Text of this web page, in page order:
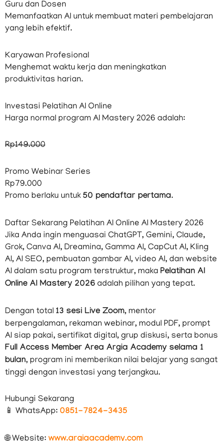
Guru dan Dosen
Memanfaatkan AI untuk membuat materi pembelajaran
yang lebih efektif.
Karyawan Profesional
Menghemat waktu kerja dan meningkatkan
produktivitas harian.
Investasi Pelatihan AI Online
Harga normal program AI Mastery 2026 adalah:
Rp149.000
Promo Webinar Series
Rp79.000
Promo berlaku untuk 50 pendaftar pertama.
Daftar Sekarang Pelatihan AI Online AI Mastery 2026
Jika Anda ingin menguasai ChatGPT, Gemini, Claude,
Grok, Canva AI, Dreamina, Gamma AI, CapCut AI, Kling
AI, AI SEO, pembuatan gambar AI, video AI, dan website
AI dalam satu program terstruktur, maka Pelatihan AI
Online AI Mastery 2026 adalah pilihan yang tepat.
Dengan total 13 sesi Live Zoom, mentor
berpengalaman, rekaman webinar, modul PDF, prompt
AI siap pakai, sertifikat digital, grup diskusi, serta bonus
Full Access Member Area Argia Academy selama 1
bulan, program ini memberikan nilai belajar yang sangat
tinggi dengan investasi yang terjangkau.
Hubungi Sekarang
📱 WhatsApp: 0851-7824-3435
🌐 Website: